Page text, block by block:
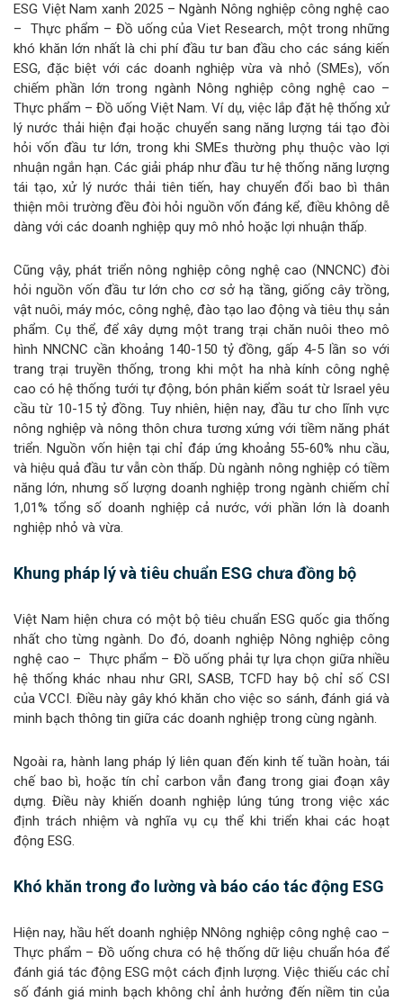
ESG Việt Nam xanh 2025 – Ngành Nông nghiệp công nghệ cao
– Thực phẩm – Đồ uống của Viet Research, một trong những
khó khăn lớn nhất là chi phí đầu tư ban đầu cho các sáng kiến
ESG, đặc biệt với các doanh nghiệp vừa và nhỏ (SMEs), vốn
chiếm phần lớn trong ngành Nông nghiệp công nghệ cao –
Thực phẩm – Đồ uống Việt Nam. Ví dụ, việc lắp đặt hệ thống xử
lý nước thải hiện đại hoặc chuyển sang năng lượng tái tạo đòi
hỏi vốn đầu tư lớn, trong khi SMEs thường phụ thuộc vào lợi
nhuận ngắn hạn. Các giải pháp như đầu tư hệ thống năng lượng
tái tạo, xử lý nước thải tiên tiến, hay chuyển đổi bao bì thân
thiện môi trường đều đòi hỏi nguồn vốn đáng kể, điều không dễ
dàng với các doanh nghiệp quy mô nhỏ hoặc lợi nhuận thấp.
Cũng vậy, phát triển nông nghiệp công nghệ cao (NNCNC) đòi
hỏi nguồn vốn đầu tư lớn cho cơ sở hạ tầng, giống cây trồng,
vật nuôi, máy móc, công nghệ, đào tạo lao động và tiêu thụ sản
phẩm. Cụ thể, để xây dựng một trang trại chăn nuôi theo mô
hình NNCNC cần khoảng 140-150 tỷ đồng, gấp 4-5 lần so với
trang trại truyền thống, trong khi một ha nhà kính công nghệ
cao có hệ thống tưới tự động, bón phân kiểm soát từ Israel yêu
cầu từ 10-15 tỷ đồng. Tuy nhiên, hiện nay, đầu tư cho lĩnh vực
nông nghiệp và nông thôn chưa tương xứng với tiềm năng phát
triển. Nguồn vốn hiện tại chỉ đáp ứng khoảng 55-60% nhu cầu,
và hiệu quả đầu tư vẫn còn thấp. Dù ngành nông nghiệp có tiềm
năng lớn, nhưng số lượng doanh nghiệp trong ngành chiếm chỉ
1,01% tổng số doanh nghiệp cả nước, với phần lớn là doanh
nghiệp nhỏ và vừa.
Khung pháp lý và tiêu chuẩn ESG chưa đồng bộ
Việt Nam hiện chưa có một bộ tiêu chuẩn ESG quốc gia thống
nhất cho từng ngành. Do đó, doanh nghiệp Nông nghiệp công
nghệ cao – Thực phẩm – Đồ uống phải tự lựa chọn giữa nhiều
hệ thống khác nhau như GRI, SASB, TCFD hay bộ chỉ số CSI
của VCCI. Điều này gây khó khăn cho việc so sánh, đánh giá và
minh bạch thông tin giữa các doanh nghiệp trong cùng ngành.
Ngoài ra, hành lang pháp lý liên quan đến kinh tế tuần hoàn, tái
chế bao bì, hoặc tín chỉ carbon vẫn đang trong giai đoạn xây
dựng. Điều này khiến doanh nghiệp lúng túng trong việc xác
định trách nhiệm và nghĩa vụ cụ thể khi triển khai các hoạt
động ESG.
Khó khăn trong đo lường và báo cáo tác động ESG
Hiện nay, hầu hết doanh nghiệp NNông nghiệp công nghệ cao –
Thực phẩm – Đồ uống chưa có hệ thống dữ liệu chuẩn hóa để
đánh giá tác động ESG một cách định lượng. Việc thiếu các chỉ
số đánh giá minh bạch không chỉ ảnh hưởng đến niềm tin của